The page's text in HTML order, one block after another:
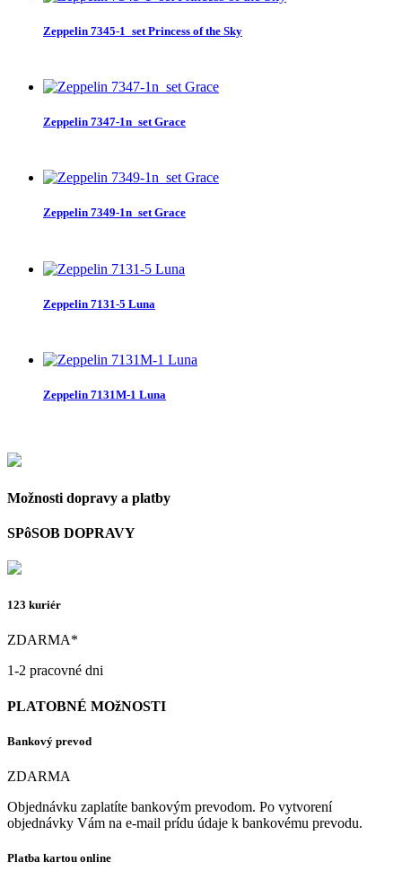
Zeppelin 7345-1_set Princess of the Sky
Zeppelin 7347-1n_set Grace
Zeppelin 7349-1n_set Grace
Zeppelin 7131-5 Luna
Zeppelin 7131M-1 Luna
Možnosti dopravy a platby
SPôSOB DOPRAVY
123 kuriér
ZDARMA*
1-2 pracovné dni
PLATOBNÉ MOžNOSTI
Bankový prevod
ZDARMA
Objednávku zaplatíte bankovým prevodom. Po vytvorení
objednávky Vám na e-mail prídu údaje k bankovému prevodu.
Platba kartou online